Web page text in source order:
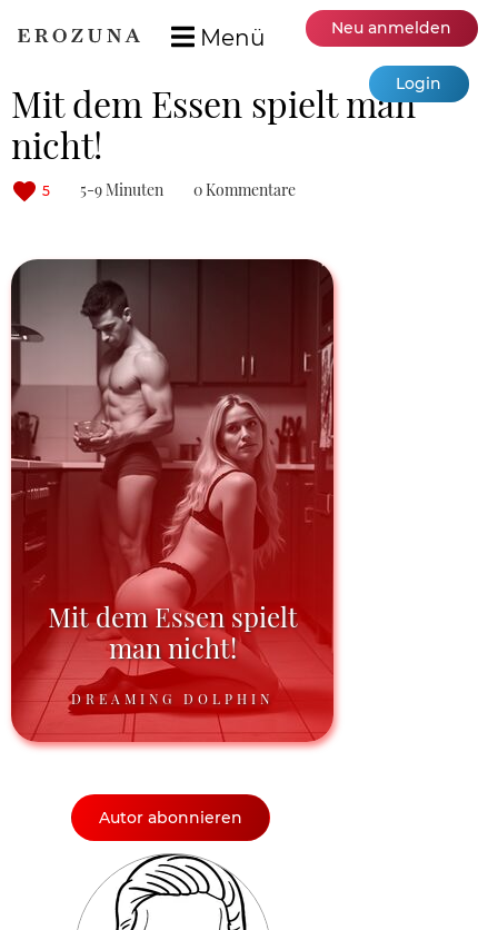
Menü Neu anmelden
Login
Mit dem Essen spielt man
nicht!
5 5-9 Minuten 0 Kommentare
Mit dem Essen spielt
man nicht!
DREAMING DOLPHIN
Autor abonnieren